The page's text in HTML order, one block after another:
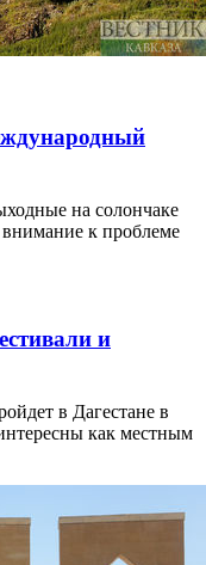
на солончаке
внимание к проблеме
и
в Дагестане в
как местным